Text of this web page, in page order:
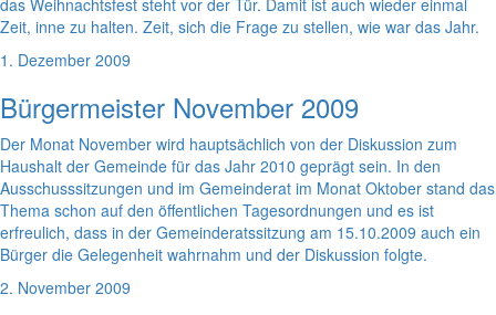
Zeit, inne zu halten. Zeit, sich die Frage zu stellen, wie war das Jahr.
1. Dezember 2009
Bürgermeister November 2009
Der Monat November wird hauptsächlich von der Diskussion zum
Haushalt der Gemeinde für das Jahr 2010 geprägt sein. In den
Ausschusssitzungen und im Gemeinderat im Monat Oktober stand das
Thema schon auf den öffentlichen Tagesordnungen und es ist
erfreulich, dass in der Gemeinderatssitzung am 15.10.2009 auch ein
Bürger die Gelegenheit wahrnahm und der Diskussion folgte.
2. November 2009